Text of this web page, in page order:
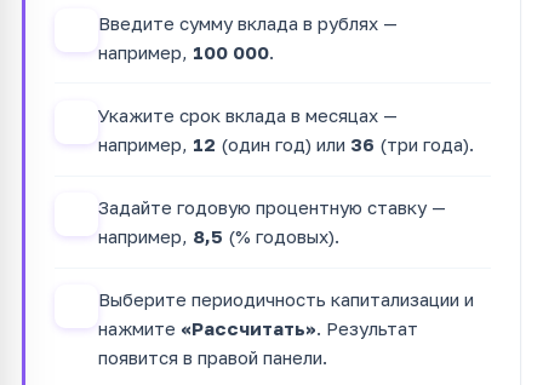
Введите сумму вклада в рублях —
например, 100 000.
Укажите срок вклада в месяцах —
например, 12 (один год) или 36 (три года).
Задайте годовую процентную ставку —
например, 8,5 (% годовых).
Выберите периодичность капитализации и
нажмите «Рассчитать». Результат
появится в правой панели.